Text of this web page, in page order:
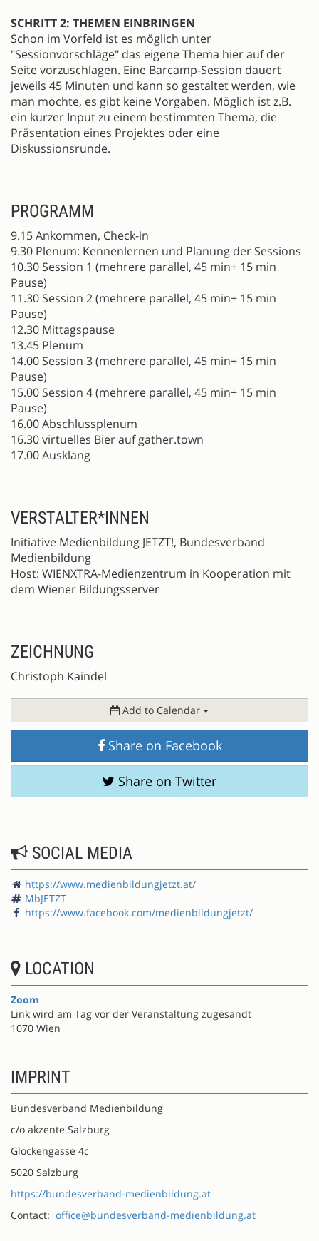
SCHRITT 2: THEMEN EINBRINGEN
Schon im Vorfeld ist es möglich unter
"Sessionvorschläge" das eigene Thema hier auf der
Seite vorzuschlagen. Eine Barcamp-Session dauert
jeweils 45 Minuten und kann so gestaltet werden, wie
man möchte, es gibt keine Vorgaben. Möglich ist z.B.
ein kurzer Input zu einem bestimmten Thema, die
Präsentation eines Projektes oder eine
Diskussionsrunde.
PROGRAMM
9.15 Ankommen, Check-in
9.30 Plenum: Kennenlernen und Planung der Sessions
10.30 Session 1 (mehrere parallel, 45 min+ 15 min
Pause)
11.30 Session 2 (mehrere parallel, 45 min+ 15 min
Pause)
12.30 Mittagspause
13.45 Plenum
14.00 Session 3 (mehrere parallel, 45 min+ 15 min
Pause)
15.00 Session 4 (mehrere parallel, 45 min+ 15 min
Pause)
16.00 Abschlussplenum
16.30 virtuelles Bier auf gather.town
17.00 Ausklang
VERSTALTER*INNEN
Initiative Medienbildung JETZT!, Bundesverband
Medienbildung
Host: WIENXTRA-Medienzentrum in Kooperation mit
dem Wiener Bildungsserver
ZEICHNUNG
Christoph Kaindel
Add to Calendar
Share on Facebook
Share on Twitter
SOCIAL MEDIA
https://www.medienbildungjetzt.at/
MbJETZT
https://www.facebook.com/medienbildungjetzt/
LOCATION
Zoom
Link wird am Tag vor der Veranstaltung zugesandt
1070 Wien
IMPRINT
Bundesverband Medienbildung
c/o akzente Salzburg
Glockengasse 4c
5020 Salzburg
https://bundesverband-medienbildung.at
Contact: office@bundesverband-medienbildung.at